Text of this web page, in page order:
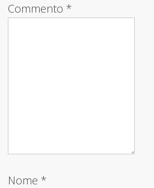
Commento*
Nome*